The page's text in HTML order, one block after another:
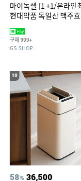
마이녹셀 [1 +1/온라인
현대약품 독일산 맥주
1000ml (정가 100,000
구매 999+
GS SHOP
10
58% 36,500